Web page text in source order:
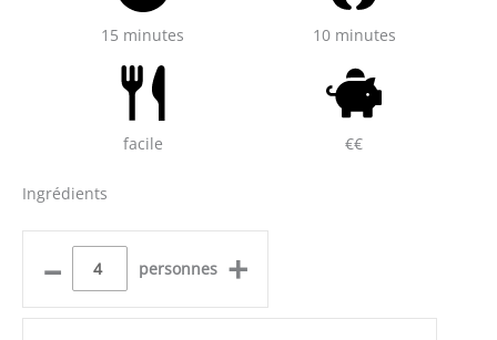
15 minutes 10 minutes
facile €€
Ingrédients
– personnes +